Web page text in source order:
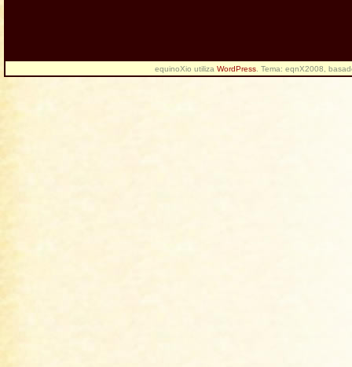
equinoXio utiliza WordPress. Tema: eqnX2008,